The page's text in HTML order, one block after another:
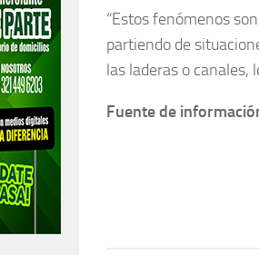
“Estos fenómenos
partiendo de
las laderas o canales,
Fuente de